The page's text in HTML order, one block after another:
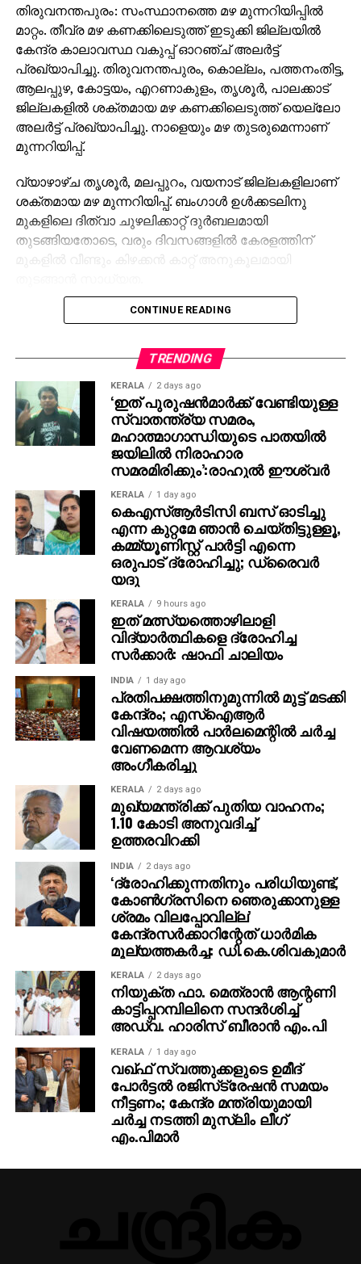
തിരുവനന്തപുരം: സംസ്ഥാനത്തെ മഴ മുന്നറിയിപ്പില്‍
മാറ്റം. തീവ്ര മഴ കണക്കിലെടുത്ത് ഇടുക്കി ജില്ലയില്‍
കേന്ദ്ര കാലാവസ്ഥ വകുപ്പ് ഓറഞ്ച് അലര്‍ട്ട്
പ്രഖ്യാപിച്ചു. തിരുവനന്തപുരം, കൊല്ലം, പത്തനംതിട്ട,
ആലപ്പുഴ, കോട്ടയം, എറണാകുളം, തൃശൂര്‍, പാലക്കാട്
ജില്ലകളില്‍ ശക്തമായ മഴ കണക്കിലെടുത്ത് യെല്ലോ
അലര്‍ട്ട് പ്രഖ്യാപിച്ചു. നാളെയും മഴ തുടരുമെന്നാണ്
മുന്നറിയിപ്പ്.
വ്യാഴാഴ്ച തൃശൂര്‍, മലപ്പുറം, വയനാട് ജില്ലകളിലാണ്
ശക്തമായ മഴ മുന്നറിയിപ്പ്. ബംഗാള്‍ ഉള്‍ക്കടലിനു
മുകളിലെ ദിത്വാ ചുഴലിക്കാറ്റ് ദുര്‍ബലമായി
തുടങ്ങിയതോടെ, വരും ദിവസങ്ങളില്‍ കേരളത്തിന്
മുകളില്‍ വീണ്ടും കിഴക്കന്‍ കാറ്റ് അനുകൂലമായി
24 മണിക്കൂറില്‍ 64.5 മില്ലിമീറ്റര്‍ മുതല്‍ 115.5 മില്ലിമീറ്റര്‍
മഴ എന്നത് കൊണ്ട് അര്‍ത്ഥമാക്കുന്നത്. ശബരിമലയില്‍
വ്യാഴാഴ്ച വരെ ഇടിമിന്നലോട് കൂടിയ മഴയ്ക്ക്
സാധ്യതയെന്നും കാലാവസ്ഥ വകുപ്പ് മുന്നറിയിപ്പ്
നല്‍കി.
CONTINUE READING
TRENDING
KERALA 2 days ago
‘ഇത് പുരുഷന്‍മാര്‍ക്ക് വേണ്ടിയുള്ള
സ്വാതന്ത്ര്യ സമരം,
മഹാത്മാഗാന്ധിയുടെ പാതയില്‍
ജയിലില്‍ നിരാഹാര
സമരമിരിക്കും’:രാഹുല്‍ ഈശ്വര്‍
KERALA 1 day ago
കെഎസ്ആര്‍ടിസി ബസ് ഓടിച്ചു
എന്ന കുറ്റമേ ഞാന്‍ ചെയ്തിട്ടുള്ളൂ,
കമ്മ്യൂണിസ്റ്റ് പാര്‍ട്ടി എന്നെ
ഒരുപാട് ദ്രോഹിച്ചു; ഡ്രൈവര്‍
യദു
KERALA 9 hours ago
ഇത് മത്സ്യത്തൊഴിലാളി
വിദ്യാര്‍ത്ഥികളെ ദ്രോഹിച്ച
സര്‍ക്കാര്‍: ഷാഫി ചാലിയം
INDIA 1 day ago
പ്രതിപക്ഷത്തിനുമുന്നില്‍ മുട്ട് മടക്കി
കേന്ദ്രം; എസ്ഐആർ
വിഷയത്തിൽ പാർലമെന്റിൽ ചർച്ച
വേണമെന്ന ആവശ്യം
അംഗീകരിച്ചു
KERALA 2 days ago
മുഖ്യമന്ത്രിക്ക് പുതിയ വാഹനം;
1.10 കോടി അനുവദിച്ച്
ഉത്തരവിറക്കി
INDIA 2 days ago
‘ദ്രോഹിക്കുന്നതിനും പരിധിയുണ്ട്,
കോണ്‍ഗ്രസിനെ ഞെരുക്കാനുള്ള
ശ്രമം വിലപ്പോവില്ല’
കേന്ദ്രസര്‍ക്കാറിന്റേത് ധാര്‍മിക
മൂല്യത്തകര്‍ച്ച: ഡി.കെ.ശിവകുമാര്‍
KERALA 2 days ago
നിയുക്ത ഫാ. മെത്രാന്‍ ആന്റണി
കാട്ടിപ്പറമ്പിലിനെ സന്ദര്‍ശിച്ച്
അഡ്വ. ഹാരിസ് ബീരാന്‍ എം.പി
KERALA 1 day ago
വഖ്ഫ് സ്വത്തുക്കളുടെ ഉമീദ്
പോര്‍ട്ടല്‍ രജിസ്‌ട്രേഷന്‍ സമയം
നീട്ടണം; കേന്ദ്ര മന്ത്രിയുമായി
ചര്‍ച്ച നടത്തി മുസ്‌ലിം ലീഗ്
എം.പിമാര്‍